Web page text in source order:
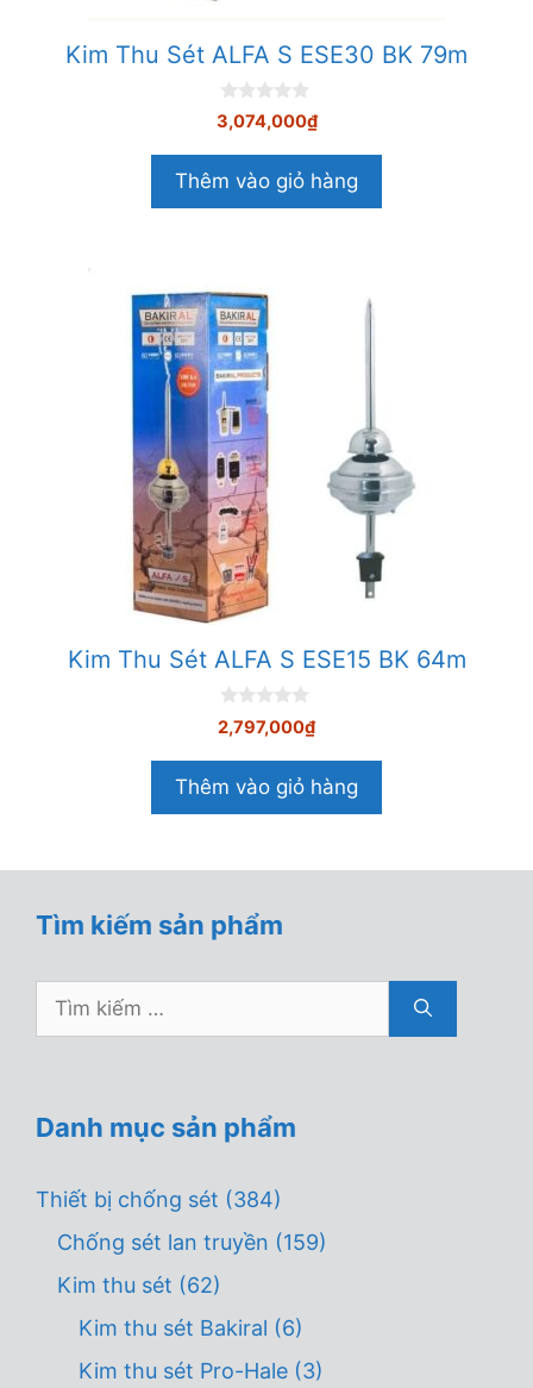
Kim Thu Sét ALFA S ESE30 BK 79m
0
n
à
5
3,074,000₫
Thêm vào giỏ hàng
Kim Thu Sét ALFA S ESE15 BK 64m
0
n
à
5
2,797,000₫
Thêm vào giỏ hàng
Tìm kiếm sản phẩm
Tìm
Danh mục sản phẩm
Thiết bị chống sét (384)
Chống sét lan truyền (159)
Kim thu sét (62)
Kim thu sét Bakiral (6)
Kim thu sét Pro-Hale (3)